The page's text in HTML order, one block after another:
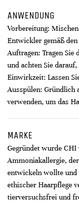
ANWENDUNG
Vorbereitung:
Entwickler gemäß
Auftragen: Tragen Sie
und achten Sie
Einwirkzeit: Lassen
Ausspülen: Gründlich
verwenden, um das
MARKE
Gegründet wurde
Ammoniakallergie,
entwickeln wollte und
ethischer Haarpflege
tierversuchsfrei und